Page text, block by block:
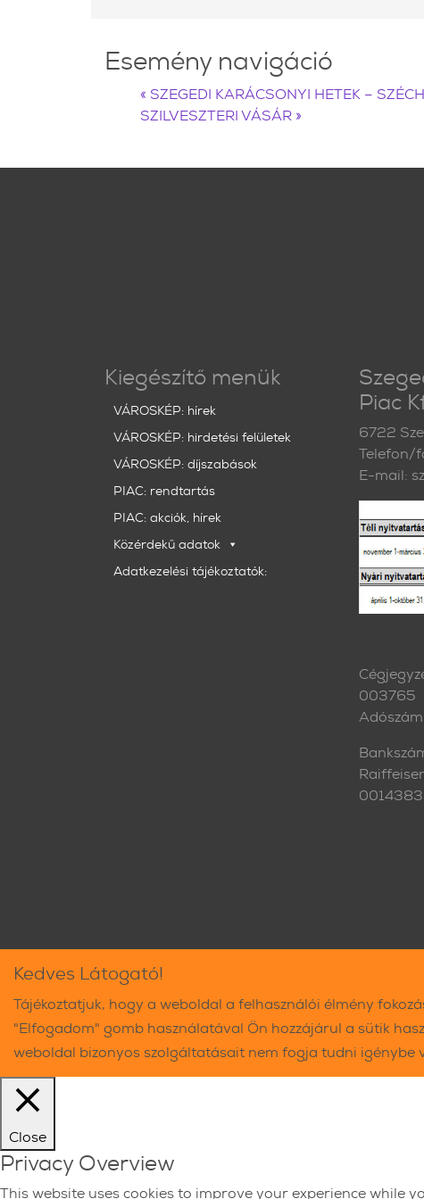
Esemény navigáció
« SZEGEDI KARÁCSONYI HETEK –
SZILVESZTERI VÁSÁR »
Kiegészítő menük
VÁROSKÉP: hírek
VÁROSKÉP: hirdetési felületek
VÁROSKÉP: díjszabások
PIAC: rendtartás
PIAC: akciók, hírek
Közérdekű adatok
Adatkezelési tájékoztatók:
Piac
6722
Telefon/
E-mail:
003765
Kedves Látogató!
Tájékoztatjuk, hogy a weboldal a felhasználói élmény
"Elfogadom" gomb használatával Ön hozzájárul a sütik
weboldal bizonyos szolgáltatásait nem fogja tudni igénybe
Close
Privacy Overview
This website uses cookies to improve your experience while